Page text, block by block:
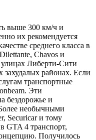
выше 300 км/ч и
их рекомендуется
среднего класса в
Chavos и
Либерти-Сити
районах. Если
транспортные
Эти
бездорожье и
необычными
Securicar и тому
GTA 4 транспорт,
Получилось